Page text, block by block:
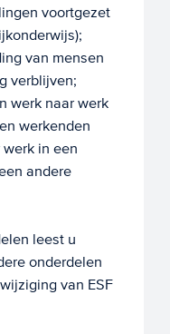
voortgezet
van mensen
verblijven;
werk naar werk
werkenden
in een
andere
leest u
onderdelen
van ESF